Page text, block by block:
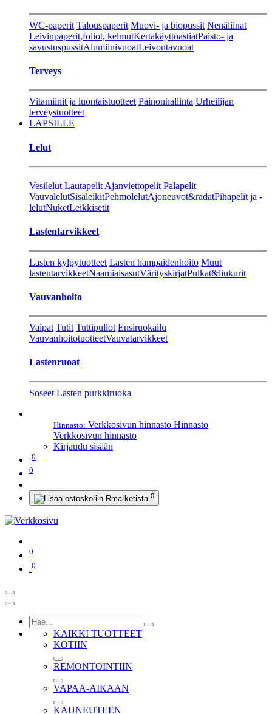
WC-paperit Talouspaperit Muovi- ja biopussit Nenäliinat
Leivinpaperit,foliot, kelmutKertakäyttöastiatPaisto- ja
savustuspussitAlumiinivuoatLeivontavuoat
Terveys
Vitamiinit ja luontaistuotteet Painonhallinta Urheilijan
terveystuotteet
LAPSILLE
Lelut
Vesilelut Lautapelit Ajanviettopelit Palapelit
VauvalelutSisäleikitPehmolelutAjoneuvot&radatPihapelit ja -
lelutNuketLeikkisetit
Lastentarvikkeet
Lasten kylpytuotteet Lasten hampaidenhoito Muut
lastentarvikkeetNaamiaisasutVärityskirjatPulkat&liukurit
Vauvanhoito
Vaipat Tutit Tuttipullot Ensiruokailu
VauvanhoitotuotteetVauvatarvikkeet
Lastenruoat
Soseet Lasten purkkiruoka
Hinnasto: Verkkosivun hinnasto Hinnasto
Verkkosivun hinnasto
Kirjaudu sisään
0
0
0
0
0
KAIKKI TUOTTEET
KOTIIN
REMONTOINTIIN
VAPAA-AIKAAN
KAUNEUTEEN